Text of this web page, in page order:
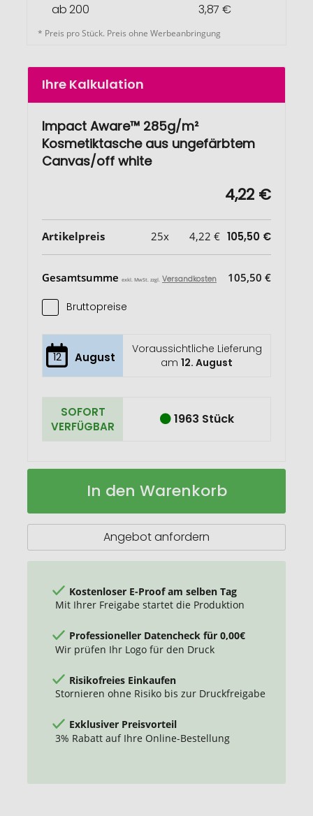
ab 200
3,87 €
* Preis pro Stück. Preis ohne Werbeanbringung
Ihre Kalkulation
Impact Aware™ 285g/m²
Kosmetiktasche aus ungefärbtem
Canvas/off white
4,22 €
Artikelpreis 25x 4,22 € 105,50 €
Gesamtsumme exkl. MwSt. zzgl. Versandkosten 105,50 €
Bruttopreise
12 August
Voraussichtliche Lieferung
am12. August
SOFORT
VERFÜGBAR
1963 Stück
Impact
Kosmetiktasche
Auf
In den Warenkorb
Angebot anfordern
Kostenloser E-Proof am selben Tag
Mit Ihrer Freigabe startet die Produktion
Professioneller Datencheck für 0,00€
Wir prüfen Ihr Logo für den Druck
Risikofreies Einkaufen
Stornieren ohne Risiko bis zur Druckfreigabe
Exklusiver Preisvorteil
3% Rabatt auf Ihre Online-Bestellung